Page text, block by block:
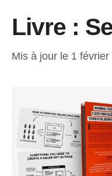
Livre :
Mis à jour le 1 février